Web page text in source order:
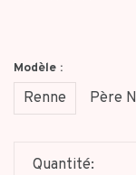
Modèle :
Renne Père
Quantité: